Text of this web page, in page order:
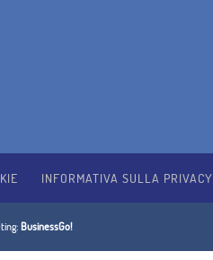
INFORMATIVA SULLA PRIVACY
BusinessGo!